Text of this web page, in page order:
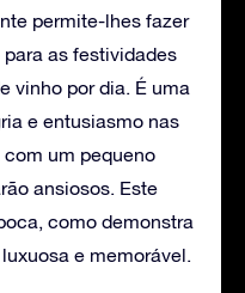
permite-lhes fazer
as festividades
vinho por dia. É uma
e entusiasmo nas
um pequeno
ansiosos. Este
como demonstra
e memorável.